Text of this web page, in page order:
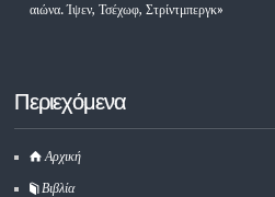
αιώνα. Ίψεν, Τσέχωφ, Στρίντμπεργκ»
Περιεχόμενα
Αρχική
Βιβλία